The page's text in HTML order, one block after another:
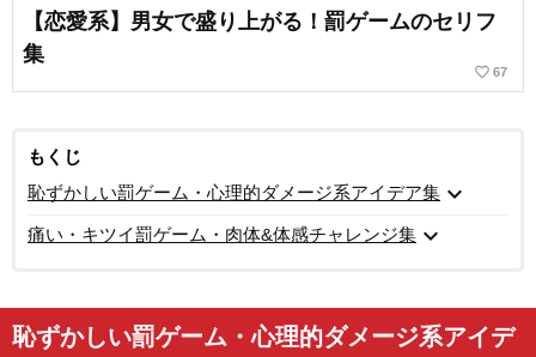
【恋愛系】男女で盛り上がる！罰ゲームのセリフ
集
favorite_border 67
もくじ
恥ずかしい罰ゲーム・心理的ダメージ系アイデア集 expand_more
痛い・キツイ罰ゲーム・肉体&体感チャレンジ集 expand_more
恥ずかしい罰ゲーム・心理的ダメージ系アイデ